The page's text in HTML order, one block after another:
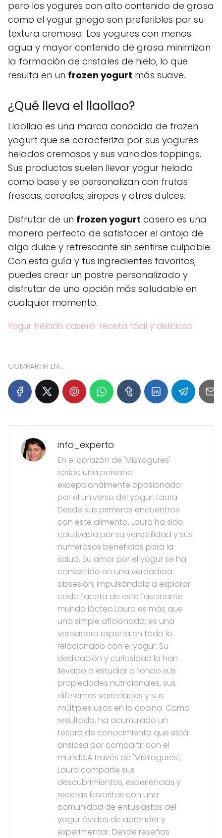
pero los yogures con alto contenido de grasa
como el yogur griego son preferibles por su
textura cremosa. Los yogures con menos
agua y mayor contenido de grasa minimizan
la formación de cristales de hielo, lo que
resulta en un frozen yogurt más suave.
¿Qué lleva el llaollao?
Llaollao es una marca conocida de frozen
yogurt que se caracteriza por sus yogures
helados cremosos y sus variados toppings.
Sus productos suelen llevar yogur helado
como base y se personalizan con frutas
frescas, cereales, siropes y otros dulces.
Disfrutar de un frozen yogurt casero es una
manera perfecta de satisfacer el antojo de
algo dulce y refrescante sin sentirse culpable.
Con esta guía y tus ingredientes favoritos,
puedes crear un postre personalizado y
disfrutar de una opción más saludable en
cualquier momento.
Yogur helado casero: receta fácil y deliciosa
COMPARTIR EN...
info_experto
En el corazón de 'MisYogures'
reside una persona
excepcionalmente apasionada
por el universo del yogur: Laura.
Desde sus primeros encuentros
con este alimento, Laura ha sido
cautivada por su versatilidad y sus
numerosos beneficios para la
salud. Su amor por el yogur se ha
convertido en una verdadera
obsesión, impulsándola a explorar
cada faceta de este fascinante
mundo lácteo.Laura es más que
una simple aficionada; es una
verdadera experta en todo lo
relacionado con el yogur. Su
dedicación y curiosidad la han
llevado a estudiar a fondo sus
propiedades nutricionales, sus
diferentes variedades y sus
múltiples usos en la cocina. Como
resultado, ha acumulado un
tesoro de conocimiento que está
ansiosa por compartir con el
mundo.A través de 'MisYogures',
Laura comparte sus
descubrimientos, experiencias y
recetas favoritas con una
comunidad de entusiastas del
yogur ávidos de aprender y
experimentar. Desde reseñas